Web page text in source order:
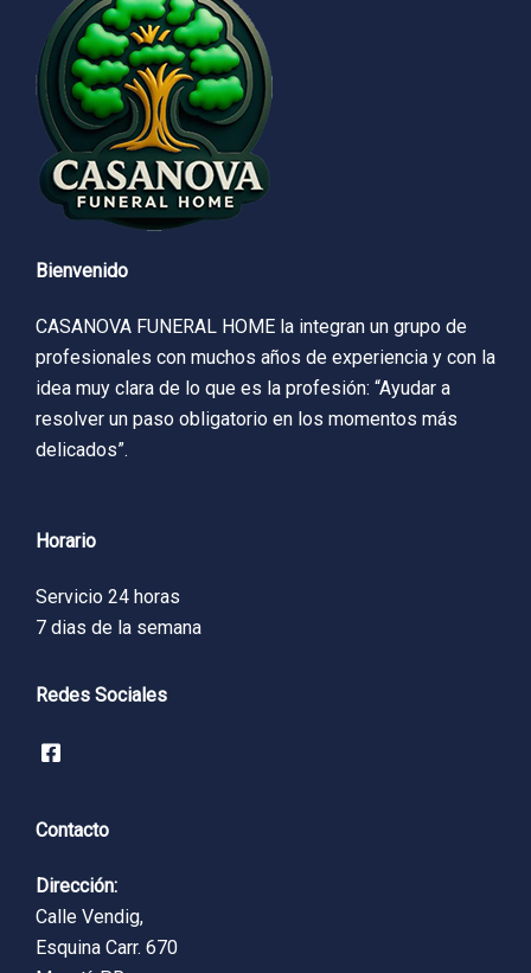
Bienvenido
CASANOVA FUNERAL HOME la integran un grupo de
profesionales con muchos años de experiencia y con la
idea muy clara de lo que es la profesión: “Ayudar a
resolver un paso obligatorio en los momentos más
delicados”.
Horario
Servicio 24 horas
7 dias de la semana
Redes Sociales
Contacto
Dirección:
Calle Vendig,
Esquina Carr. 670